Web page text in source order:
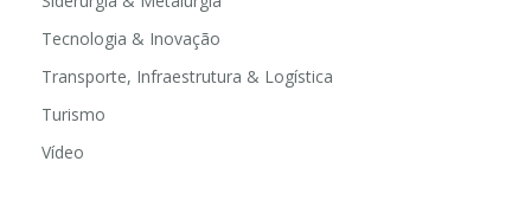
Tecnologia & Inovação
Transporte, Infraestrutura & Logística
Turismo
Vídeo